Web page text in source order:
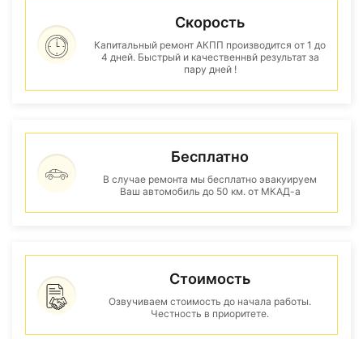
Скорость
Капитальный ремонт АКПП производится от 1 до
4 дней. Быстрый и качественнвй результат за
пару дней !
Бесплатно
В случае ремонта мы бесплатно эвакуируем
Ваш автомобиль до 50 км. от МКАД-а
Стоимость
Озвучиваем стоимость до начала работы.
Честность в приоритете.